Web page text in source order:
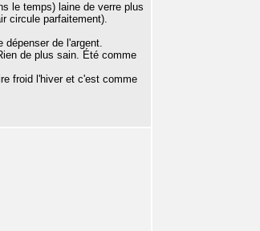
le temps) laine de verre plus
circule parfaitement).
dépenser de l'argent.
de plus sain. Été comme
froid l'hiver et c'est comme